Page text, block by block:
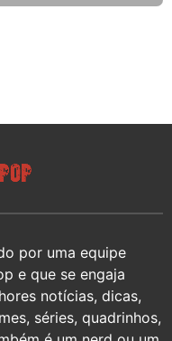
por uma equipe
e que se engaja
notícias, dicas,
séries, quadrinhos,